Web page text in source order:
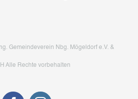
Gemeindeverein Nbg. Mögeldorf e.V. &
Alle Rechte vorbehalten